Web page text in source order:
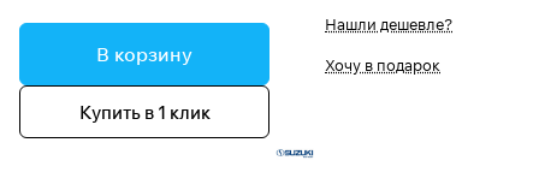
В корзину
Купить в 1 клик
Нашли дешевле?
Хочу в подарок